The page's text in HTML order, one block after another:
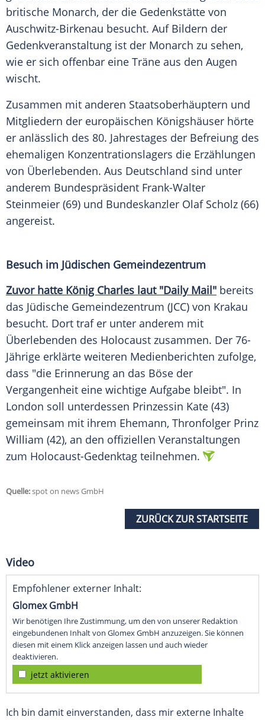
britische Monarch, der die Gedenkstätte von
Auschwitz-Birkenau besucht. Auf Bildern der
Gedenkveranstaltung ist der Monarch zu sehen,
wie er sich offenbar eine Träne aus den Augen
wischt.
Zusammen mit anderen Staatsoberhäuptern und
Mitgliedern der europäischen Königshäuser hörte
er anlässlich des 80. Jahrestages der Befreiung des
ehemaligen Konzentrationslagers die Erzählungen
von Überlebenden. Aus Deutschland sind unter
anderem Bundespräsident Frank-Walter
Steinmeier (69) und Bundeskanzler Olaf Scholz (66)
angereist.
Besuch im Jüdischen Gemeindezentrum
Zuvor hatte König Charles laut "Daily Mail" bereits
das Jüdische Gemeindezentrum (JCC) von Krakau
besucht. Dort traf er unter anderem mit
Überlebenden des Holocaust zusammen. Der 76-
Jährige erklärte weiteren Medienberichten zufolge,
dass "die Erinnerung an das Böse der
Vergangenheit eine wichtige Aufgabe bleibt". In
London soll unterdessen Prinzessin Kate (43)
gemeinsam mit ihrem Ehemann, Thronfolger Prinz
William (42), an den offiziellen Veranstaltungen
zum Holocaust-Gedenktag teilnehmen.
Quelle:spot on news GmbH
ZURÜCK ZUR STARTSEITE
Video
Empfohlener externer Inhalt:
Glomex GmbH
Wir benötigen Ihre Zustimmung, um den von unserer Redaktion
eingebundenen Inhalt von Glomex GmbH anzuzeigen. Sie können
diesen mit einem Klick anzeigen lassen und auch wieder
deaktivieren.
jetzt aktivieren
Ich bin damit einverstanden, dass mir externe Inhalte